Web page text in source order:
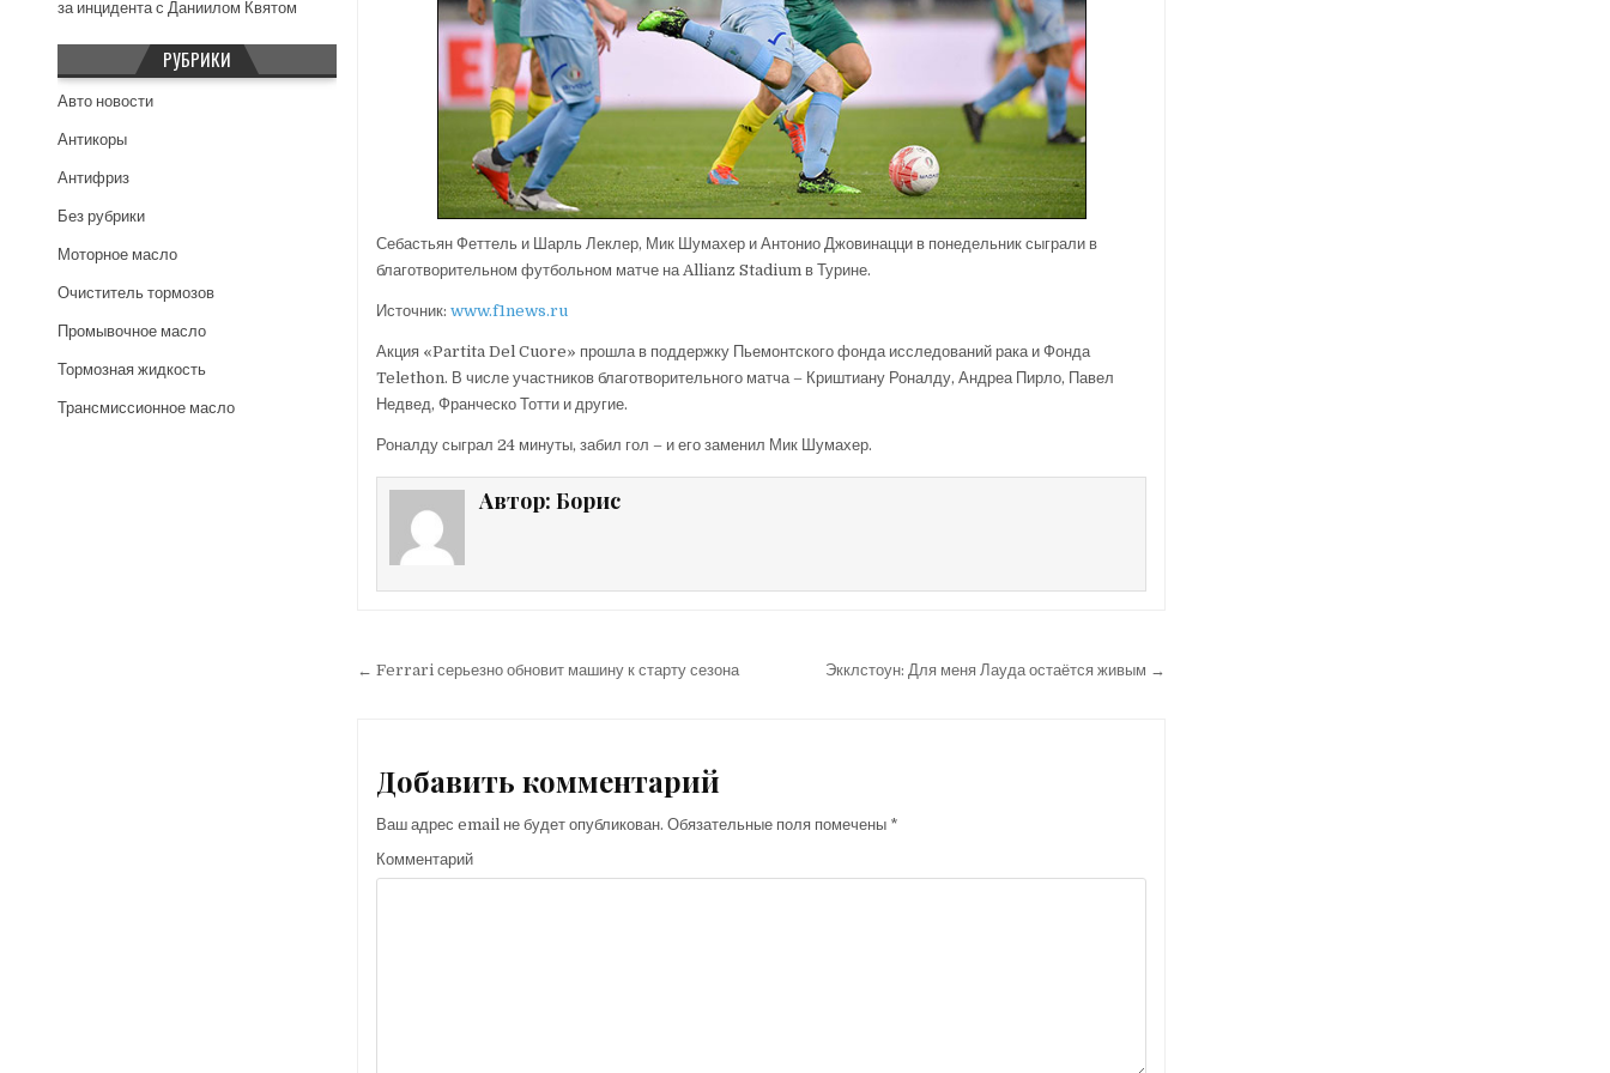
Себастьян Феттель и Шарль Леклер, Мик Шумахер и Антонио Джовинацци в понедельник сыграли в
благотворительном футбольном матче на Allianz Stadium в Турине.
Источник:www.f1news.ru
Акция «Partita Del Cuore» прошла в поддержку Пьемонтского фонда исследований рака и Фонда
Telethon. В числе участников благотворительного матча – Криштиану Роналду, Андреа Пирло, Павел
Недвед, Франческо Тотти и другие.
Роналду сыграл 24 минуты, забил гол – и его заменил Мик Шумахер.
Автор: Борис
и
← Ferrari серьезно обновит машину к старту сезона Экклстоун: Для меня Лауда остаётся живым →
Добавить комментарий
Ваш адрес email не будет опубликован. Обязательные поля помечены *
Комментарий
за инцидента с Даниилом Квятом
РУБРИКИ
Авто новости
Антикоры
Антифриз
Без рубрики
Моторное масло
Очиститель тормозов
Промывочное масло
Тормозная жидкость
Трансмиссионное масло